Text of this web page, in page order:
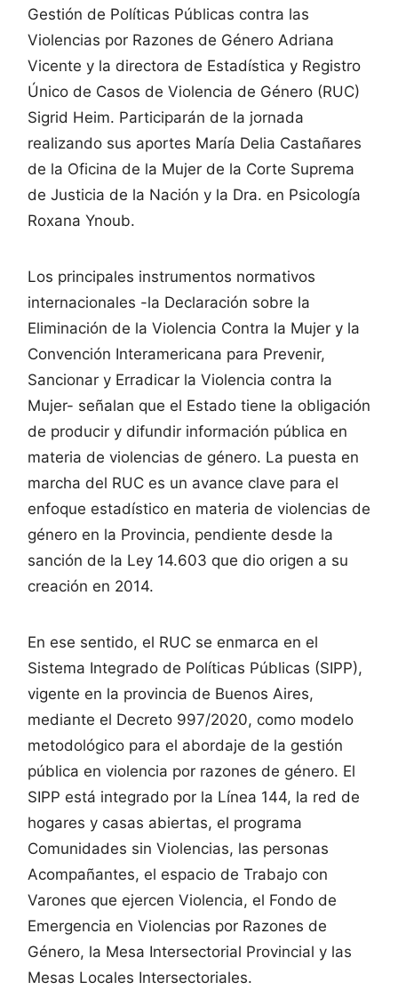
Gestión de Políticas Públicas contra las
Violencias por Razones de Género Adriana
Vicente y la directora de Estadística y Registro
Único de Casos de Violencia de Género (RUC)
Sigrid Heim. Participarán de la jornada
realizando sus aportes María Delia Castañares
de la Oficina de la Mujer de la Corte Suprema
de Justicia de la Nación y la Dra. en Psicología
Roxana Ynoub.
Los principales instrumentos normativos
internacionales -la Declaración sobre la
Eliminación de la Violencia Contra la Mujer y la
Convención Interamericana para Prevenir,
Sancionar y Erradicar la Violencia contra la
Mujer- señalan que el Estado tiene la obligación
de producir y difundir información pública en
materia de violencias de género. La puesta en
marcha del RUC es un avance clave para el
enfoque estadístico en materia de violencias de
género en la Provincia, pendiente desde la
sanción de la Ley 14.603 que dio origen a su
creación en 2014.
En ese sentido, el RUC se enmarca en el
Sistema Integrado de Políticas Públicas (SIPP),
vigente en la provincia de Buenos Aires,
mediante el Decreto 997/2020, como modelo
metodológico para el abordaje de la gestión
pública en violencia por razones de género. El
SIPP está integrado por la Línea 144, la red de
hogares y casas abiertas, el programa
Comunidades sin Violencias, las personas
Acompañantes, el espacio de Trabajo con
Varones que ejercen Violencia, el Fondo de
Emergencia en Violencias por Razones de
Género, la Mesa Intersectorial Provincial y las
Mesas Locales Intersectoriales.